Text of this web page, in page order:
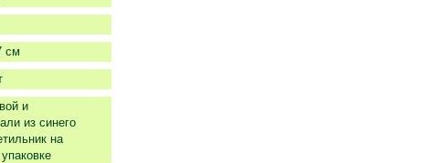
см
и
из синего
на